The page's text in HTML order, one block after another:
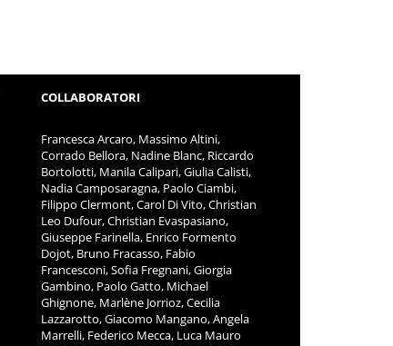
COLLABORATORI
Francesca Arcaro, Massimo Altini,
Corrado Bellora, Nadine Blanc, Riccardo
Bortolotti, Manila Calipari, Giulia Calisti,
Nadia Camposaragna, Paolo Ciambi,
Filippo Clermont, Carol Di Vito, Christian
Leo Dufour, Christian Evaspasiano,
Giuseppe Farinella, Enrico Formento
Dojot, Bruno Fracasso, Fabio
Francesconi, Sofia Fregnani, Giorgia
Gambino, Paolo Gatto, Michael
Ghignone, Marlène Jorrioz, Cecilia
Lazzarotto, Giacomo Mangano, Angela
Marrelli, Federico Mecca, Luca Mauro